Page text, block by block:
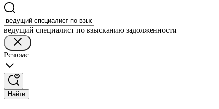
ведущий специалист по взысканию задолженности
Резюме
Найти